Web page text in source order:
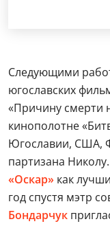
Следующими
югославских
«Причину смерти
кинополотне
Югославии, США,
партизана
«Оскар» как
год спустя мэтр
Бондарчук